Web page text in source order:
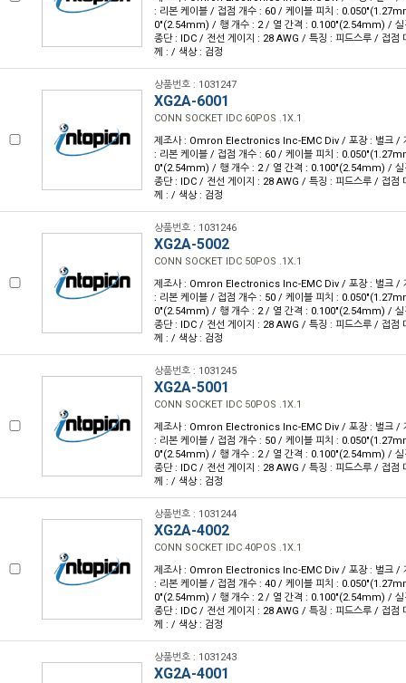
: 리본 케이블 / 접점 개수 : 60 / 케이블 피치 :
0"(2.54mm) / 행 개수 : 2 / 열 간격 : 0.100"(2.54mm) / 실
종단 : IDC / 전선 게이지 : 28 AWG / 특징 : 피드스루 / 접점
께 : / 색상 : 검정
상품번호 : 1031247
XG2A-6001
CONN SOCKET IDC 60POS .1X.1
제조사 : Omron Electronics Inc-EMC Div / 포장 : 벌크 /
: 리본 케이블 / 접점 개수 : 60 / 케이블 피치 :
0"(2.54mm) / 행 개수 : 2 / 열 간격 : 0.100"(2.54mm) / 실
종단 : IDC / 전선 게이지 : 28 AWG / 특징 : 피드스루 / 접점
께 : / 색상 : 검정
상품번호 : 1031246
XG2A-5002
CONN SOCKET IDC 50POS .1X.1
제조사 : Omron Electronics Inc-EMC Div / 포장 : 벌크 /
: 리본 케이블 / 접점 개수 : 50 / 케이블 피치 :
0"(2.54mm) / 행 개수 : 2 / 열 간격 : 0.100"(2.54mm) / 실
종단 : IDC / 전선 게이지 : 28 AWG / 특징 : 피드스루 / 접점
께 : / 색상 : 검정
상품번호 : 1031245
XG2A-5001
CONN SOCKET IDC 50POS .1X.1
제조사 : Omron Electronics Inc-EMC Div / 포장 : 벌크 /
: 리본 케이블 / 접점 개수 : 50 / 케이블 피치 :
0"(2.54mm) / 행 개수 : 2 / 열 간격 : 0.100"(2.54mm) / 실
종단 : IDC / 전선 게이지 : 28 AWG / 특징 : 피드스루 / 접점
께 : / 색상 : 검정
상품번호 : 1031244
XG2A-4002
CONN SOCKET IDC 40POS .1X.1
제조사 : Omron Electronics Inc-EMC Div / 포장 : 벌크 /
: 리본 케이블 / 접점 개수 : 40 / 케이블 피치 :
0"(2.54mm) / 행 개수 : 2 / 열 간격 : 0.100"(2.54mm) / 실
종단 : IDC / 전선 게이지 : 28 AWG / 특징 : 피드스루 / 접점
께 : / 색상 : 검정
상품번호 : 1031243
XG2A-4001